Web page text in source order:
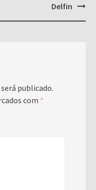
Delfin
publicado.
com *